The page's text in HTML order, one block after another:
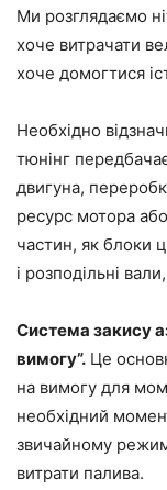
Ми розглядаємо
хоче витрачати
хоче домогтися
Необхідно
тюнінг
двигуна,
ресурс мотора
частин, як блоки
і розподільні
Система закису
вимогу”. Це
на вимогу для
необхідний
звичайному
витрати палива.